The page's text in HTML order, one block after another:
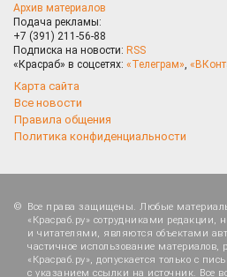
Архив материалов
Подача рекламы:
+7 (391) 211-56-88
Подписка на новости: RSS
«Красраб» в соцсетях: «Телеграм»
Карта сайта
Все новости
Правила общения
Политика конфиденциальности
Все права защищены. Любые
«Красраб.ру» сотрудниками редакции,
и читателями, являются объектами
частичное использование
«Красраб.ру», допускается только с
с указанием ссылки на источник. Все